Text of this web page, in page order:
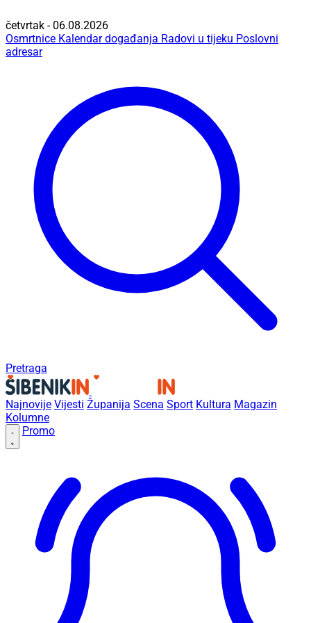
četvrtak - 06.08.2026
Osmrtnice Kalendar događanja Radovi u tijeku Poslovni
adresar
Pretraga
Najnovije Vijesti Županija Scena Sport Kultura Magazin
Kolumne
Promo